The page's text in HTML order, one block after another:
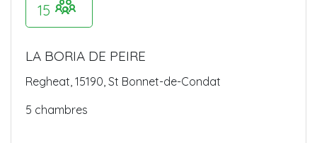
15
LA BORIA DE PEIRE
Regheat, 15190, St Bonnet-de-Condat
5 chambres